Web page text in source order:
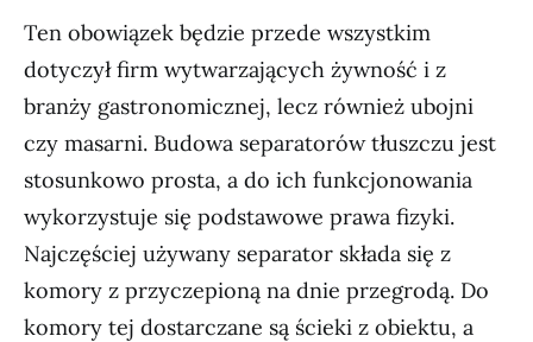
Ten obowiązek będzie przede wszystkim
dotyczył firm wytwarzających żywność i z
branży gastronomicznej, lecz również ubojni
czy masarni. Budowa separatorów tłuszczu jest
stosunkowo prosta, a do ich funkcjonowania
wykorzystuje się podstawowe prawa fizyki.
Najczęściej używany separator składa się z
komory z przyczepioną na dnie przegrodą. Do
komory tej dostarczane są ścieki z obiektu, a